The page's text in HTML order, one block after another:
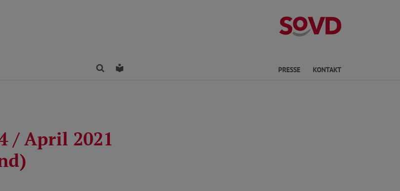
Kreisverband
FindenLeichte Sprache PRESSE KONTAKT
/ April 2021